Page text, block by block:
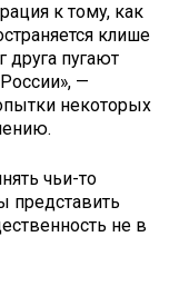
к тому, как
клише
друга пугают
—
некоторых
чьи-то
представить
не в